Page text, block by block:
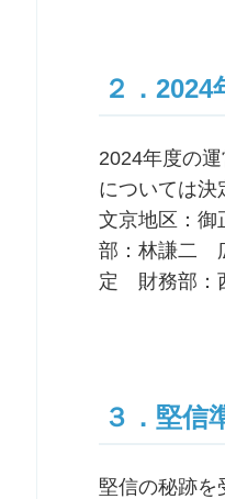
２．2024
2024年度の
については決
文京地区：
部：林謙二
定 財務部：
３．堅信
堅信の秘跡を